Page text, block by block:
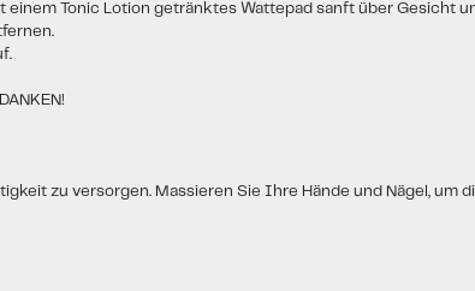
Tonic Lotion getränktes Wattepad sanft über Gesicht
zu versorgen. Massieren Sie Ihre Hände und Nägel, um